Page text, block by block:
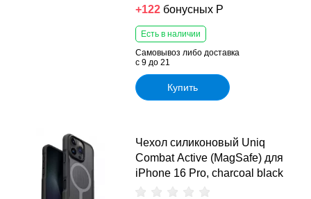
+122 бонусных Р
Есть в наличии
Самовывоз либо доставка
с 9 до 21
Купить
Чехол силиконовый Uniq
Combat Active (MagSafe) для
iPhone 16 Pro, charcoal black